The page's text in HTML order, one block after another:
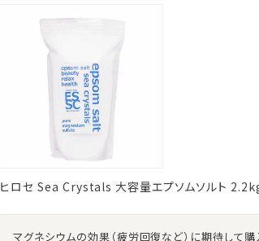
ヒロセ Sea Crystals 大容量エプソムソルト
マグネシウムの効果（疲労回復など）に期待して